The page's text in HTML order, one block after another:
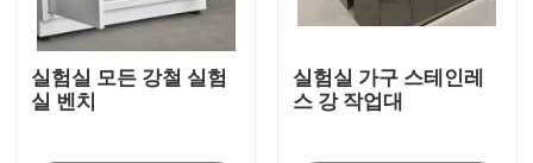
시험소 환기 푸드
실험실 모든 강철 실험
실 벤치
실험실 가구 스테인레
스 강 작업대